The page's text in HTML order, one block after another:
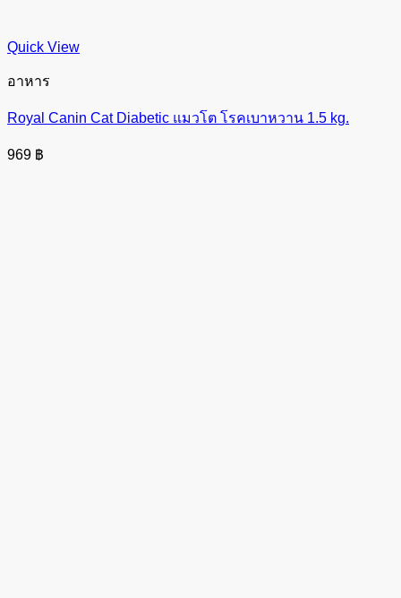
Quick View
อาหาร
Royal Canin Cat Diabetic แมวโต โรคเบาหวาน 1.5 kg.
969 ฿